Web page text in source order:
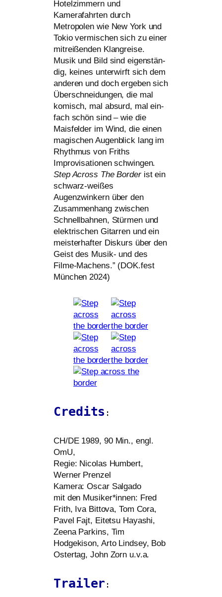
Hotelzimmern und
Kamerafahrten durch
Metropolen wie New York und
Tokio ver­mi­schen sich zu einer
mit­rei­ßen­den Klangreise.
Musik und Bild sind eigen­stän­
dig, kei­nes unter­wirft sich dem
ande­ren und doch erge­ben sich
Überschneidungen, die mal
komisch, mal absurd, mal ein­
fach schön sind – wie die
Maisfelder im Wind, die einen
magi­schen Augenblick lang im
Rhythmus von Friths
Improvisationen schwin­gen.
Step Across The Borderist ein
schwarz-wei­ßes
Augenzwinkern über den
Zusammenhang zwi­schen
Schnellbahnen, Stürmen und
elek­tri­schen Gitarren und ein
meis­ter­haf­ter Diskurs über den
Geist des Musik- und des
Filme-Machens.” (DOK.fest
München 2024)
Credits :
CH/DE1989, 90 Min., engl.
OmU,
Regie: Nicolas Humbert,
Werner Prenzel
Kamera: Oscar Salgado
mit den Musiker*innen: Fred
Frith, Iva Bittova, Tom Cora,
Pavel Fajt, Eitetsu Hayashi,
Zeena Parkins, Tim
Hodgekison, Arto Lindsey, Bob
Ostertag, John Zorn u.v.a.
Trailer :